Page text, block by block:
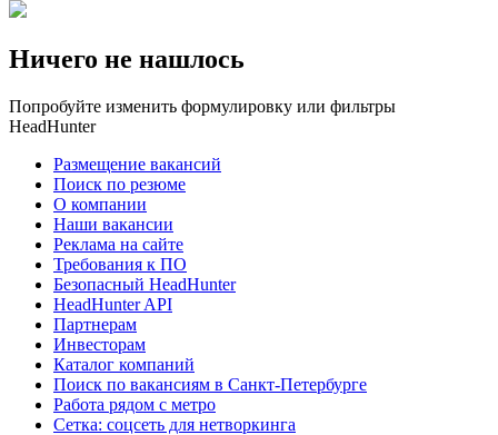
Ничего не нашлось
Попробуйте изменить формулировку или фильтры
HeadHunter
Размещение вакансий
Поиск по резюме
О компании
Наши вакансии
Реклама на сайте
Требования к ПО
Безопасный HeadHunter
HeadHunter API
Партнерам
Инвесторам
Каталог компаний
Поиск по вакансиям в Санкт-Петербурге
Работа рядом с метро
Сетка: соцсеть для нетворкинга